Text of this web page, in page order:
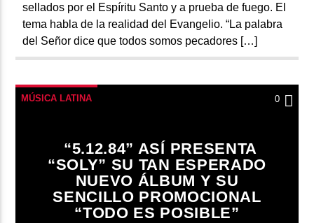
sellados por el Espíritu Santo y a prueba de fuego. El
tema habla de la realidad del Evangelio. “La palabra
del Señor dice que todos somos pecadores […]
MÚSICA LATINA 0
“5.12.84” ASÍ PRESENTA
“SOLY” SU TAN ESPERADO
NUEVO ÁLBUM Y SU
SENCILLO PROMOCIONAL
“TODO ES POSIBLE”